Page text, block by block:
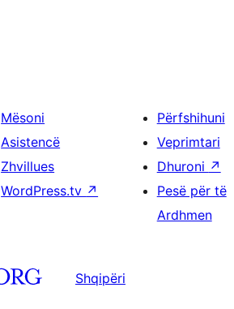
Mësoni
Asistencë
Zhvillues
WordPress.tv ↗
Përfshihuni
Veprimtari
Dhuroni ↗
Pesë për të
Ardhmen
Shqipëri